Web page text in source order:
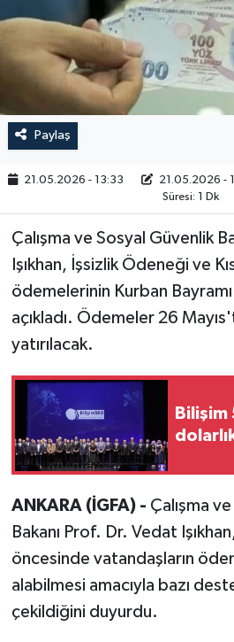
Paylaş
21.05.2026 - 13:33 21.05.2026 -
Süresi: 1 Dk
Çalışma ve Sosyal Güvenlik
Işıkhan, İşsizlik Ödeneği ve
ödemelerinin Kurban
açıkladı. Ödemeler 26
yatırılacak.
ANKARA (İGFA) - Çalışma
Bakanı Prof. Dr. Vedat
öncesinde vatandaşların
alabilmesi amacıyla bazı
çekildiğini duyurdu.
RESMİ İLAN